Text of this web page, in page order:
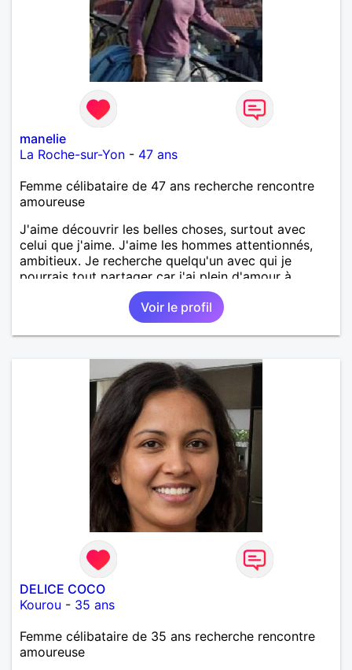
manelie
La Roche-sur-Yon - 47 ans
Femme célibataire de 47 ans recherche rencontre
amoureuse
J'aime découvrir les belles choses, surtout avec
celui que j'aime. J'aime les hommes attentionnés,
ambitieux. Je recherche quelqu'un avec qui je
pourrais tout partager car j'ai plein d'amour à
Voir le profil
DELICE COCO
Kourou - 35 ans
Femme célibataire de 35 ans recherche rencontre
amoureuse